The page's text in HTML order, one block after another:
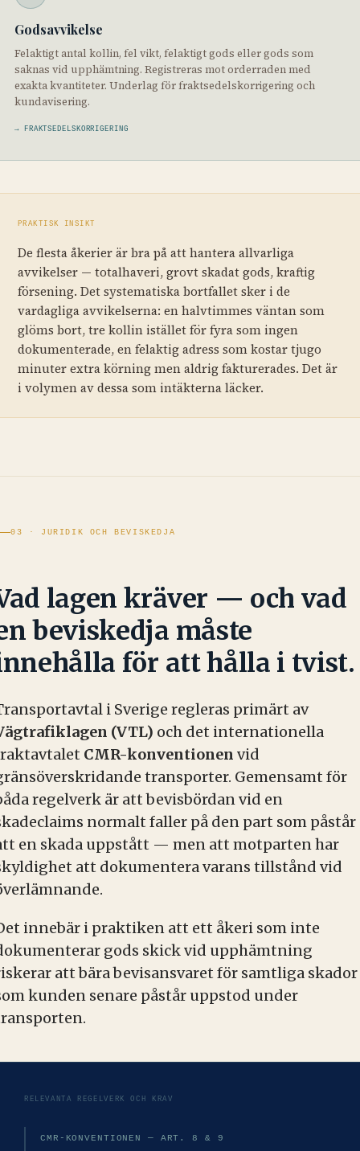
Godsavvikelse
Felaktigt antal kollin, fel vikt, felaktigt gods eller gods som
saknas vid upphämtning. Registreras mot orderraden med
exakta kvantiteter. Underlag för fraktsedelskorrigering och
kundavisering.
→ FRAKTSEDELSKORRIGERING
PRAKTISK INSIKT
De flesta åkerier är bra på att hantera allvarliga
avvikelser — totalhaveri, grovt skadat gods, kraftig
försening. Det systematiska bortfallet sker i de
vardagliga avvikelserna: en halvtimmes väntan som
glöms bort, tre kollin istället för fyra som ingen
dokumenterade, en felaktig adress som kostar tjugo
minuter extra körning men aldrig fakturerades. Det är
i volymen av dessa som intäkterna läcker.
03 · JURIDIK OCH BEVISKEDJA
lagen kräver — och vad
beviskedja måste
för att hålla i tvist.
i Sverige regleras primärt av
(VTL) och det internationella
CMR-konventionen vid
transporter. Gemensamt för
regelverk är att bevisbördan vid en
normalt faller på den part som påstår
en skada uppstått — men att motparten har
att dokumentera varans tillstånd vid
innebär i praktiken att ett åkeri som inte
gods skick vid upphämtning
att bära bevisansvaret för samtliga skador
kunden senare påstår uppstod under
RELEVANTA REGELVERK OCH KRAV
CMR-KONVENTIONEN — ART. 8 & 9